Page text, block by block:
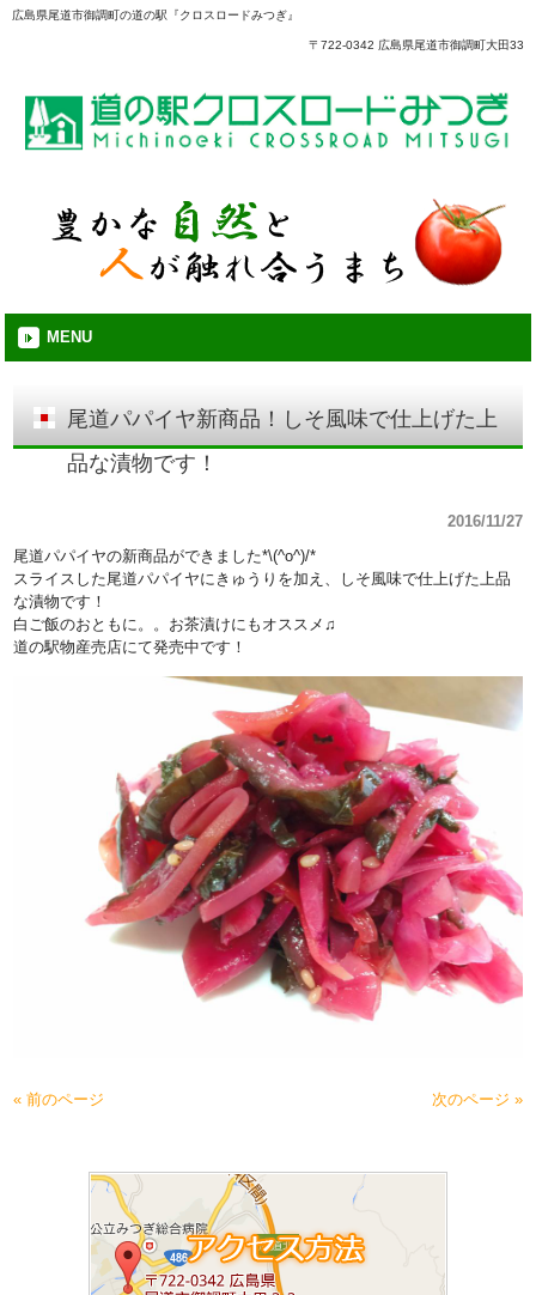
広島県尾道市御調町の道の駅『クロスロードみつぎ』
〒722-0342 広島県尾道市御調町大田33
MENU
尾道パパイヤ新商品！しそ風味で仕上げた上
品な漬物です！
2016/11/27
尾道パパイヤの新商品ができました*\(^o^)/*
スライスした尾道パパイヤにきゅうりを加え、しそ風味で仕上げた上品
な漬物です！
白ご飯のおともに。。お茶漬けにもオススメ♫
道の駅物産売店にて発売中です！
« 前のページ 次のページ »